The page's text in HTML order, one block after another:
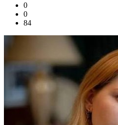
0
0
84